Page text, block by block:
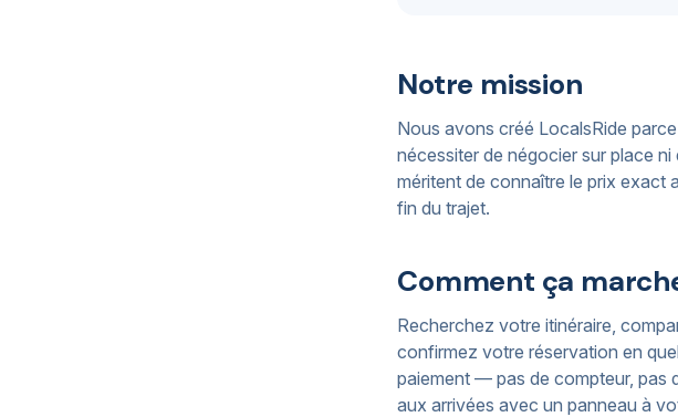
Notre mission
Nous avons créé LocalsRide
nécessiter de négocier sur place
méritent de connaître le prix exact
fin du trajet.
Comment ça
Recherchez votre itinéraire,
confirmez votre réservation en
paiement — pas de compteur, pas
aux arrivées avec un panneau à